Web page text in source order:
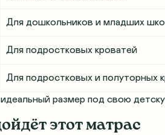
Для дошкольников и младших
Для подростковых кроватей
Для подростковых и полуторных
размер под свою
этот матрас